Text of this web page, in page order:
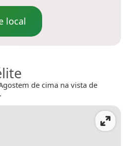
local
de cima na vista de